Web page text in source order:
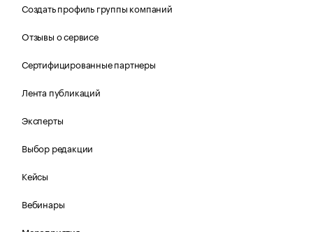
Создать профиль группы компаний
Отзывы о сервисе
Сертифицированные партнеры
Лента публикаций
Эксперты
Выбор редакции
Кейсы
Вебинары